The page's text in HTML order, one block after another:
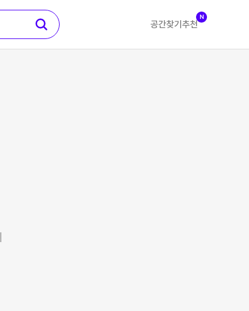
공간찾기 추천
N